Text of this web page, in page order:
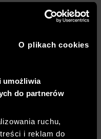
O plikach cookies
umożliwia
do partnerów
ruchu,
i reklam do
Under Armour UA Rival